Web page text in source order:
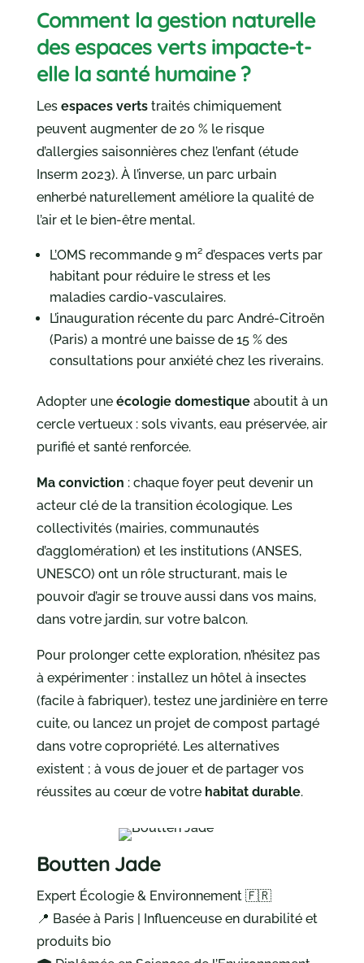
Comment la gestion naturelle
des espaces verts impacte-t-
elle la santé humaine ?
Les espaces vertstraités chimiquement
peuvent augmenter de 20 % le risque
d’allergies saisonnières chez l’enfant (étude
Inserm 2023). À l’inverse, un parc urbain
enherbé naturellement améliore la qualité de
l’air et le bien-être mental.
L’OMS recommande 9 m² d’espaces verts par
habitant pour réduire le stress et les
maladies cardio-vasculaires.
L’inauguration récente du parc André-Citroën
(Paris) a montré une baisse de 15 % des
consultations pour anxiété chez les riverains.
Adopter une écologie domestiqueaboutit à un
cercle vertueux : sols vivants, eau préservée, air
purifié et santé renforcée.
Ma conviction : chaque foyer peut devenir un
acteur clé de la transition écologique. Les
collectivités (mairies, communautés
d’agglomération) et les institutions (ANSES,
UNESCO) ont un rôle structurant, mais le
pouvoir d’agir se trouve aussi dans vos mains,
dans votre jardin, sur votre balcon.
Pour prolonger cette exploration, n’hésitez pas
à expérimenter : installez un hôtel à insectes
(facile à fabriquer), testez une jardinière en terre
cuite, ou lancez un projet de compost partagé
dans votre copropriété. Les alternatives
existent ; à vous de jouer et de partager vos
réussites au cœur de votre habitat durable.
Boutten Jade
Expert Écologie & Environnement 🇫🇷
📍 Basée à Paris | Influenceuse en durabilité et
produits bio